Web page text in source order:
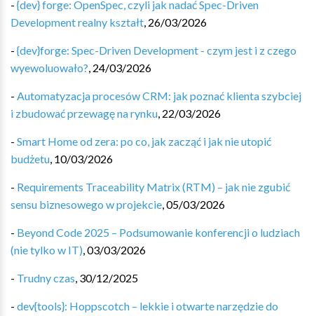
- {dev} forge: OpenSpec, czyli jak nadać Spec-Driven
Development realny kształt, 26/03/2026
- {dev}forge: Spec-Driven Development - czym jest i z czego
wyewoluowało?, 24/03/2026
- Automatyzacja procesów CRM: jak poznać klienta szybciej
i zbudować przewagę na rynku, 22/03/2026
- Smart Home od zera: po co, jak zacząć i jak nie utopić
budżetu, 10/03/2026
- Requirements Traceability Matrix (RTM) – jak nie zgubić
sensu biznesowego w projekcie,05/03/2026
- Beyond Code 2025 – Podsumowanie konferencji o ludziach
(nie tylko w IT),03/03/2026
- Trudny czas, 30/12/2025
- dev{tools}: Hoppscotch – lekkie i otwarte narzędzie do